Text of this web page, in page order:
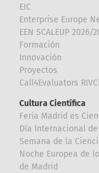
EIC
Enterprise Europe
EEN SCALEUP 2026/
Formación
Innovación
Proyectos
Call4Evaluators
Cultura Científica
Feria Madrid es
Día Internacional
Semana de la
Noche Europea de
de Madrid